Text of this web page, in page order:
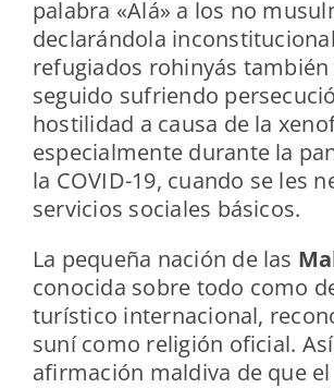
palabra «Alá» a los no
declarándola
refugiados rohinyás también
seguido sufriendo
hostilidad a causa de la
especialmente durante la
la COVID-19, cuando se les
servicios sociales básicos.
La pequeña nación de las
conocida sobre todo como
turístico internacional,
suní como religión oficial.
afirmación maldiva de que el